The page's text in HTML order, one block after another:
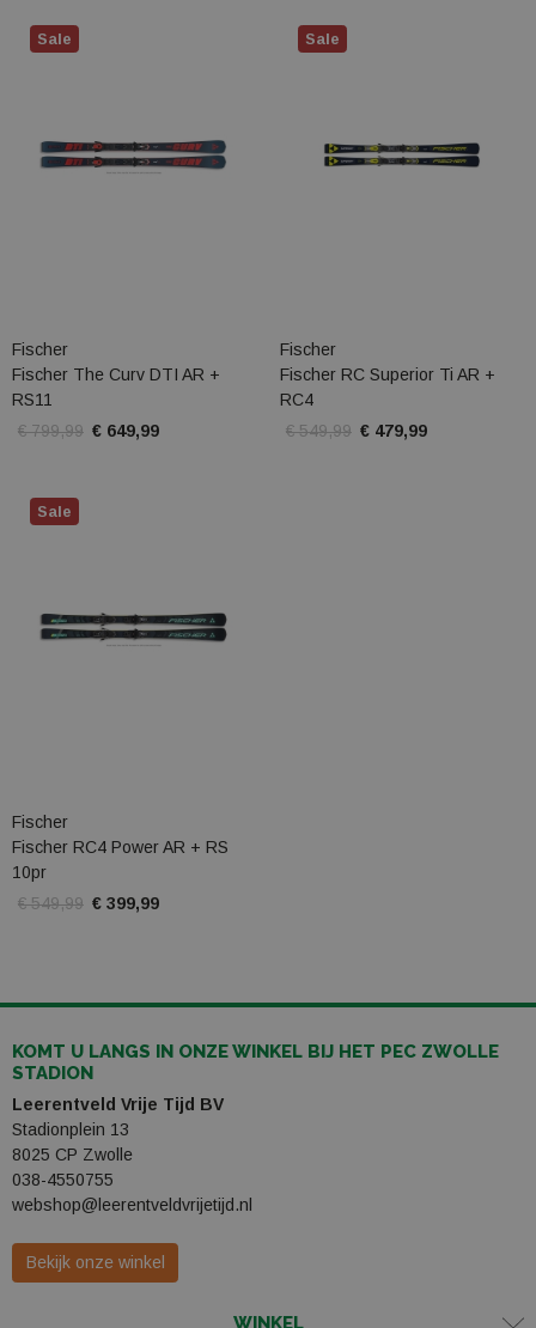
Fischer
Fischer The Curv DTI AR +
RS11
€ 799,99 € 649,99
Sale
Fischer
Fischer RC Superior Ti AR +
RC4
€ 549,99 € 479,99
Sale
Fischer
Fischer RC4 Power AR + RS
10pr
€ 549,99 € 399,99
Sale
KOMT U LANGS IN ONZE WINKEL BIJ HET PEC ZWOLLE
STADION
Leerentveld Vrije Tijd BV
Stadionplein 13
8025 CP Zwolle
038-4550755
webshop@leerentveldvrijetijd.nl
Bekijk onze winkel